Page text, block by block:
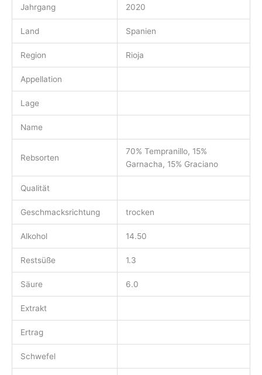
Jahrgang 2020
Land Spanien
Region Rioja
Appellation
Lage
Name
Rebsorten
70% Tempranillo, 15%
Garnacha, 15% Graciano
Qualität
Geschmacksrichtung trocken
Alkohol 14.50
Restsüße 1.3
Säure 6.0
Extrakt
Ertrag
Schwefel